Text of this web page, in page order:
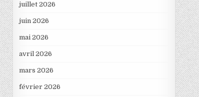
juillet 2026
juin 2026
mai 2026
avril 2026
mars 2026
février 2026